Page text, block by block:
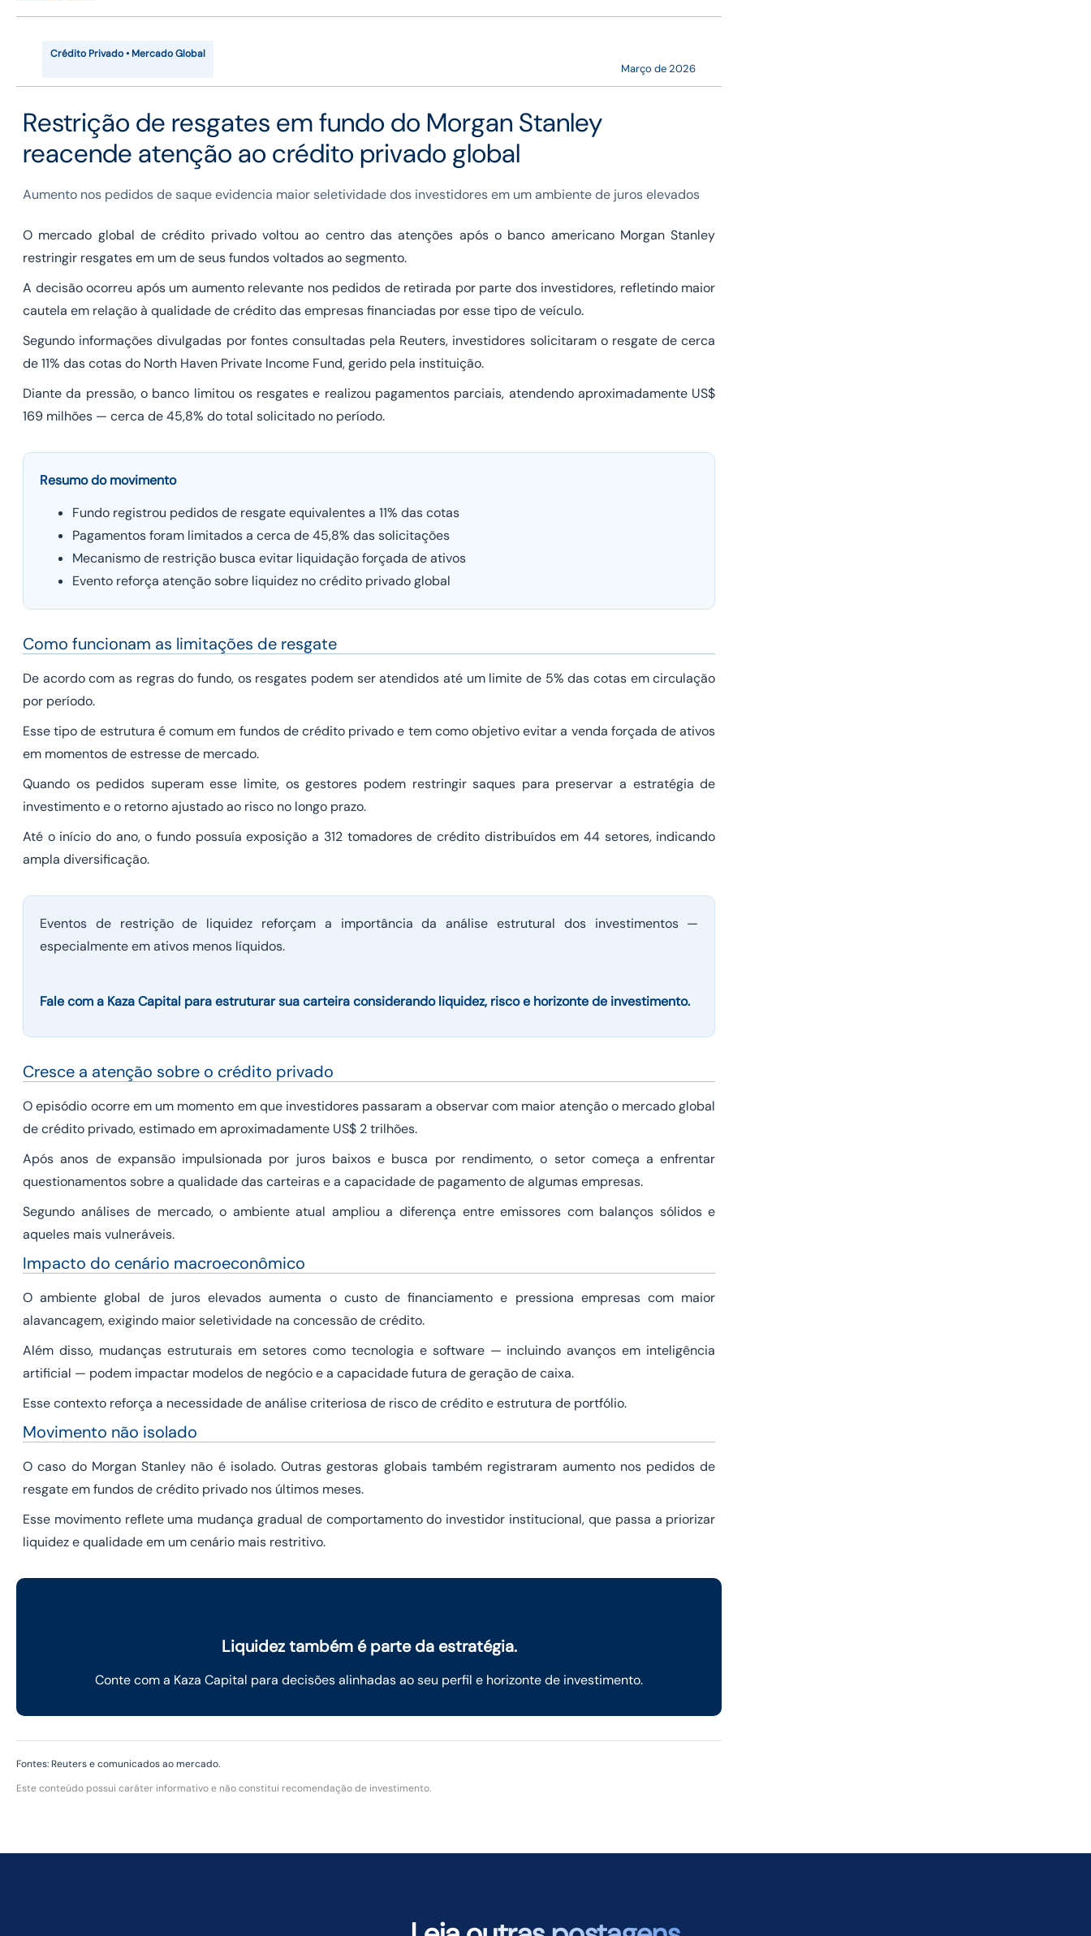
Crédito Privado • Mercado Global
Março de 2026
Restrição de resgates em fundo do Morgan Stanley
reacende atenção ao crédito privado global
Aumento nos pedidos de saque evidencia maior seletividade dos investidores em um ambiente de juros elevados
O mercado global de crédito privado voltou ao centro das atenções após o banco americano Morgan Stanley
restringir resgates em um de seus fundos voltados ao segmento.
A decisão ocorreu após um aumento relevante nos pedidos de retirada por parte dos investidores, refletindo maior
cautela em relação à qualidade de crédito das empresas financiadas por esse tipo de veículo.
Segundo informações divulgadas por fontes consultadas pela Reuters, investidores solicitaram o resgate de cerca
de 11% das cotas do North Haven Private Income Fund, gerido pela instituição.
Diante da pressão, o banco limitou os resgates e realizou pagamentos parciais, atendendo aproximadamente US$
169 milhões — cerca de 45,8% do total solicitado no período.
Resumo do movimento
Fundo registrou pedidos de resgate equivalentes a 11% das cotas
Pagamentos foram limitados a cerca de 45,8% das solicitações
Mecanismo de restrição busca evitar liquidação forçada de ativos
Evento reforça atenção sobre liquidez no crédito privado global
Como funcionam as limitações de resgate
De acordo com as regras do fundo, os resgates podem ser atendidos até um limite de 5% das cotas em circulação
por período.
Esse tipo de estrutura é comum em fundos de crédito privado e tem como objetivo evitar a venda forçada de ativos
em momentos de estresse de mercado.
Quando os pedidos superam esse limite, os gestores podem restringir saques para preservar a estratégia de
investimento e o retorno ajustado ao risco no longo prazo.
Até o início do ano, o fundo possuía exposição a 312 tomadores de crédito distribuídos em 44 setores, indicando
ampla diversificação.
Eventos de restrição de liquidez reforçam a importância da análise estrutural dos investimentos —
especialmente em ativos menos líquidos.
Fale com a Kaza Capital para estruturar sua carteira considerando liquidez, risco e horizonte de investimento.
Cresce a atenção sobre o crédito privado
O episódio ocorre em um momento em que investidores passaram a observar com maior atenção o mercado global
de crédito privado, estimado em aproximadamente US$ 2 trilhões.
Após anos de expansão impulsionada por juros baixos e busca por rendimento, o setor começa a enfrentar
questionamentos sobre a qualidade das carteiras e a capacidade de pagamento de algumas empresas.
Segundo análises de mercado, o ambiente atual ampliou a diferença entre emissores com balanços sólidos e
aqueles mais vulneráveis.
Impacto do cenário macroeconômico
O ambiente global de juros elevados aumenta o custo de financiamento e pressiona empresas com maior
alavancagem, exigindo maior seletividade na concessão de crédito.
Além disso, mudanças estruturais em setores como tecnologia e software — incluindo avanços em inteligência
artificial — podem impactar modelos de negócio e a capacidade futura de geração de caixa.
Esse contexto reforça a necessidade de análise criteriosa de risco de crédito e estrutura de portfólio.
Movimento não isolado
O caso do Morgan Stanley não é isolado. Outras gestoras globais também registraram aumento nos pedidos de
resgate em fundos de crédito privado nos últimos meses.
Esse movimento reflete uma mudança gradual de comportamento do investidor institucional, que passa a priorizar
liquidez e qualidade em um cenário mais restritivo.
Liquidez também é parte da estratégia.
Conte com a Kaza Capital para decisões alinhadas ao seu perfil e horizonte de investimento.
Fontes: Reuters e comunicados ao mercado.
Este conteúdo possui caráter informativo e não constitui recomendação de investimento.